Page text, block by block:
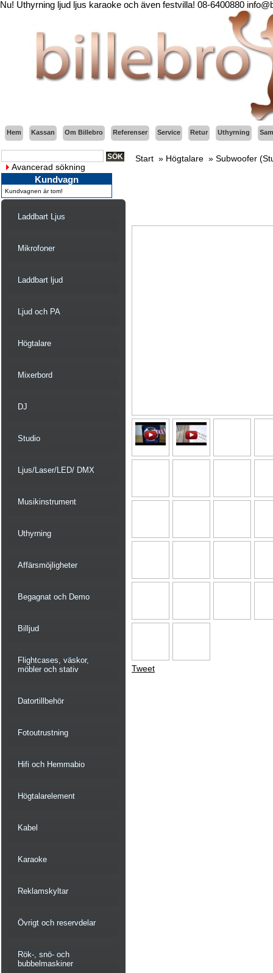
Nu! Uthyrning ljud ljus karaoke och även festvilla! 08-6400880
Hem Kassan Om Billebro Referenser Service Retur Uthyrning
Avancerad sökning
Kundvagn
Kundvagnen är tom!
Laddbart Ljus
Mikrofoner
Laddbart ljud
Ljud och PA
Högtalare
Mixerbord
DJ
Studio
Ljus/Laser/LED/ DMX
Musikinstrument
Uthyrning
Affärsmöjligheter
Begagnat och Demo
Billjud
Flightcases, väskor,
möbler och stativ
Datortillbehör
Fotoutrustning
Hifi och Hemmabio
Högtalarelement
Kabel
Karaoke
Reklamskyltar
Övrigt och reservdelar
Rök-, snö- och
bubbelmaskiner
Start » Högtalare » Subwoofer
Tweet